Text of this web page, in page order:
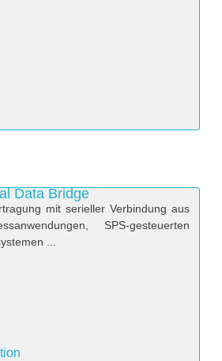
Data Bridge
mit serieller Verbindung aus
SPS-gesteuerten
...